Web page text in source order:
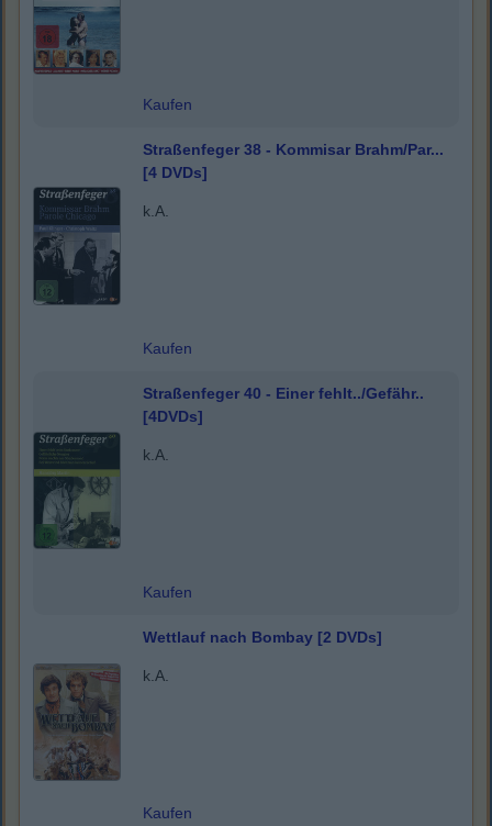
Kaufen
Straßenfeger 38 - Kommisar Brahm/Par...
[4 DVDs]
k.A.
Kaufen
Straßenfeger 40 - Einer fehlt../Gefähr..
[4DVDs]
k.A.
Kaufen
Wettlauf nach Bombay [2 DVDs]
k.A.
Kaufen